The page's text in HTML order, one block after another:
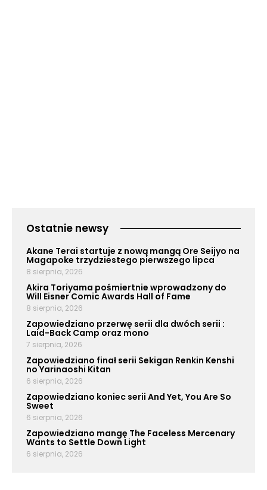
Ostatnie newsy
Akane Terai startuje z nową mangą Ore Seijyo na
Magapoke trzydziestego pierwszego lipca
8 sierpnia, 2026
Akira Toriyama pośmiertnie wprowadzony do
Will Eisner Comic Awards Hall of Fame
8 sierpnia, 2026
Zapowiedziano przerwę serii dla dwóch serii :
Laid-Back Camp oraz mono
7 sierpnia, 2026
Zapowiedziano finał serii Sekigan Renkin Kenshi
no Yarinaoshi Kitan
6 sierpnia, 2026
Zapowiedziano koniec serii And Yet, You Are So
Sweet
6 sierpnia, 2026
Zapowiedziano mangę The Faceless Mercenary
Wants to Settle Down Light
6 sierpnia, 2026